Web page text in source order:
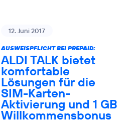
12. Juni 2017
AUSWEISPFLICHT BEI PREPAID:
ALDI TALK bietet
komfortable
Lösungen für die
SIM-Karten-
Aktivierung und 1 GB
Willkommensbonus